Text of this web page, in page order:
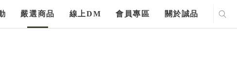
嚴選商品 線上DM 會員專區 關於誠品